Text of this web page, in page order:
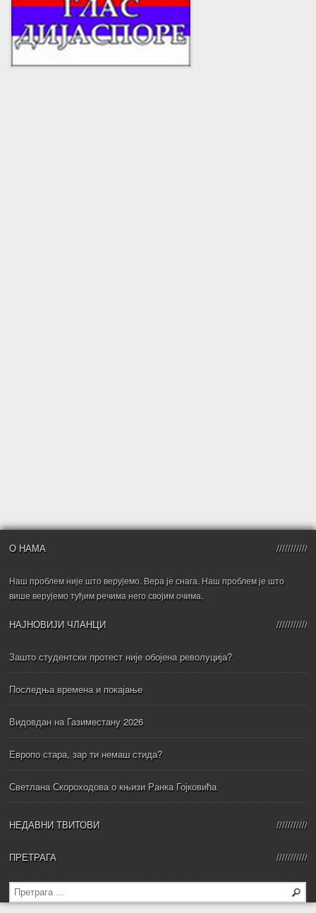
О НАМА
Наш проблем није што верујемо. Вера је снага. Наш проблем је што
више верујемо туђим речима него својим очима.
НАЈНОВИЈИ ЧЛАНЦИ
Зашто студентски протест није обојена револуција?
Последња времена и покајање
Видовдан на Газиместану 2026
Европо стара, зар ти немаш стида?
Светлана Скороходова о књизи Ранка Гојковића
НЕДАВНИ ТВИТОВИ
ПРЕТРАГА